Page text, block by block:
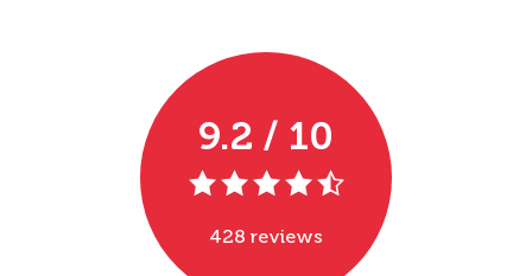
9.2 / 10
428 reviews